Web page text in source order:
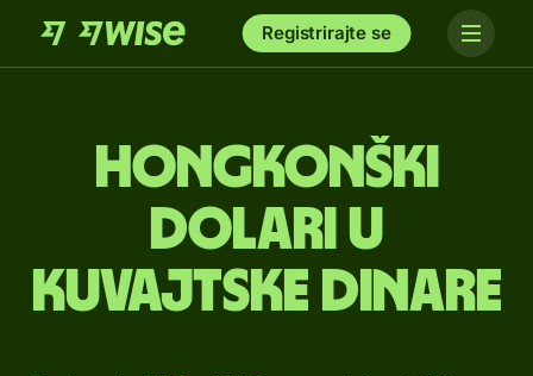
Registrirajte se
Hongkonški
dolari u
kuvajtske dinare